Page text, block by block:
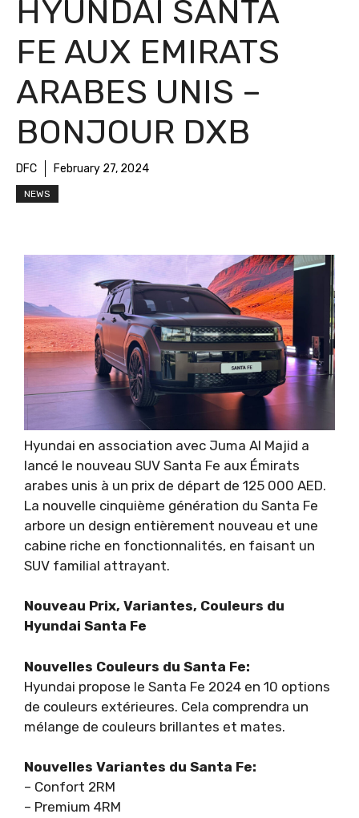
HYUNDAI SANTA
FE AUX EMIRATS
ARABES UNIS –
BONJOUR DXB
DFC February 27, 2024
NEWS
Hyundai en association avec Juma Al Majid a
lancé le nouveau SUV Santa Fe aux Émirats
arabes unis à un prix de départ de 125 000 AED.
La nouvelle cinquième génération du Santa Fe
arbore un design entièrement nouveau et une
cabine riche en fonctionnalités, en faisant un
SUV familial attrayant.
Nouveau Prix, Variantes, Couleurs du
Hyundai Santa Fe
Nouvelles Couleurs du Santa Fe:
Hyundai propose le Santa Fe 2024 en 10 options
de couleurs extérieures. Cela comprendra un
mélange de couleurs brillantes et mates.
Nouvelles Variantes du Santa Fe:
– Confort 2RM
– Premium 4RM